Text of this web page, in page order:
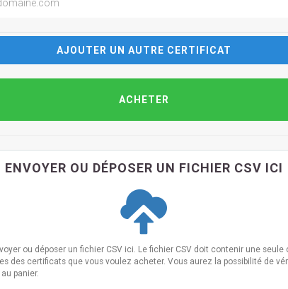
AJOUTER UN AUTRE CERTIFICAT
ENVOYER OU DÉPOSER UN FICHIER CSV ICI
ou déposer un fichier CSV ici. Le fichier CSV doit contenir une seule
des certificats que vous voulez acheter. Vous aurez la possibilité de
panier.